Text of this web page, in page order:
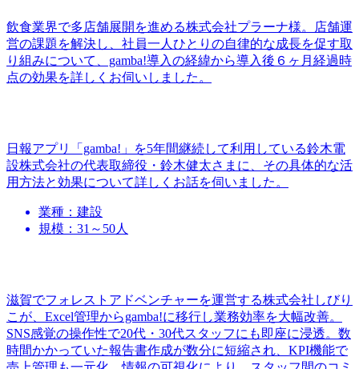
飲食業界で多店舗展開を進める株式会社プラーナ様。店舗運
営の課題を解決し、社員一人ひとりの自律的な成長を促す取
り組みについて、gamba!導入の経緯から導入後６ヶ月経過時
点の効果を詳しくお伺いしました。
日報アプリ「gamba!」を5年間継続して利用している鈴木電
設株式会社の代表取締役・鈴木健太さまに、その具体的な活
用方法と効果について詳しくお話を伺いました。
業種：建設
規模：31～50人
滋賀でフォレストアドベンチャーを運営する株式会社しびり
こが、Excel管理からgamba!に移行し業務効率を大幅改善。
SNS感覚の操作性で20代・30代スタッフにも即座に浸透。数
時間かかっていた報告書作成が数分に短縮され、KPI機能で